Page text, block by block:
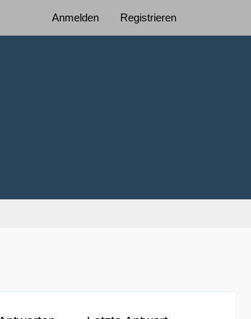
Anmelden Registrieren